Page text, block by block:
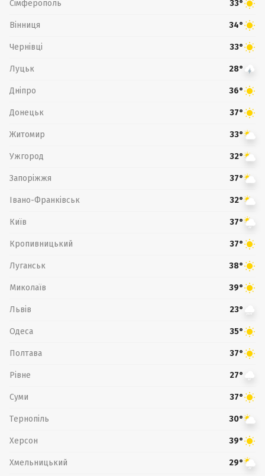
Сімферополь 33°
Вінниця 34°
Чернівці 33°
Луцьк 28°
Дніпро 36°
Донецьк 37°
Житомир 33°
Ужгород 32°
Запоріжжя 37°
Івано-Франківськ 32°
Київ 37°
Кропивницький 37°
Луганськ 38°
Миколаїв 39°
Львів 23°
Одеса 35°
Полтава 37°
Рівне 27°
Суми 37°
Тернопіль 30°
Херсон 39°
Хмельницький 29°